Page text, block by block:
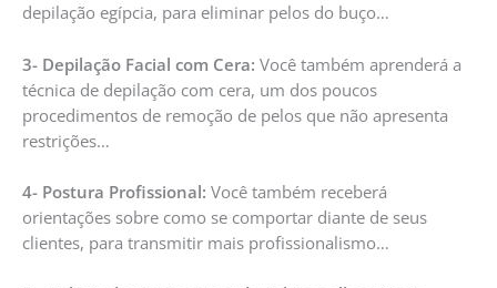
depilação egípcia, para eliminar pelos do buço…
3- Depilação Facial com Cera: Você também aprenderá a
técnica de depilação com cera, um dos poucos
procedimentos de remoção de pelos que não apresenta
restrições…
4- Postura Profissional: Você também receberá
orientações sobre como se comportar diante de seus
clientes, para transmitir mais profissionalismo…